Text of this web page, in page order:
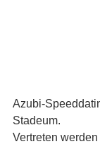
Azubi-
Stadeum.
Vertreten